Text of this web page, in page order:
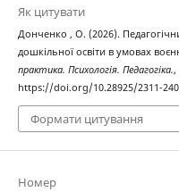
Як цитувати
Донченко , О. (2026).
дошкільної освіти в умовах
практика. Психологія. Педагогіка.,
https://doi.org/10.28925/2311-
Формати цитування
Номер